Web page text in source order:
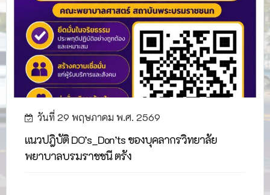
วันที่ 29 พฤษภาคม พ.ศ. 2569
แนวปฎิบัติ DO’s_Don’ts ของบุคลากรวิทยาลัย
พยาบาลบรมราชชนี ตรัง